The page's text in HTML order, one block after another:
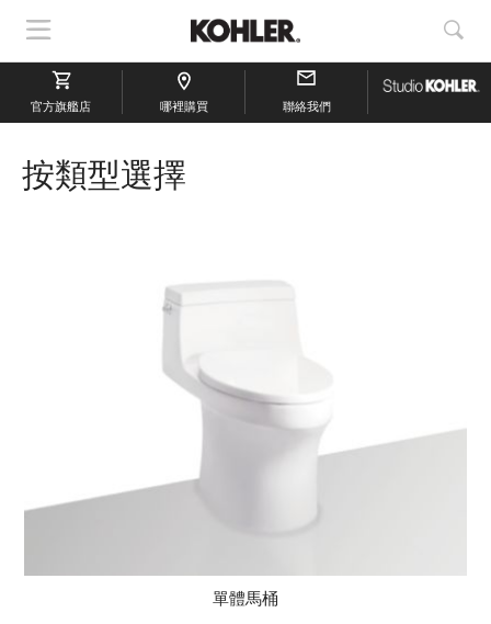
顯
示
導
航
顯
示
搜
官方旗艦店 哪裡購買 聯絡我們
按類型選擇
單體馬桶